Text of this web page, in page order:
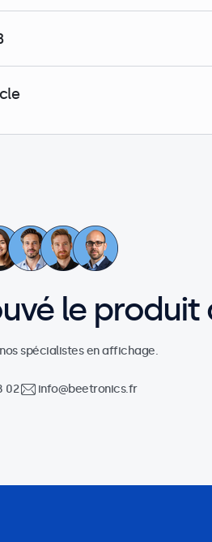
le
spécialistes en affichage.
02 info@beetronics.fr